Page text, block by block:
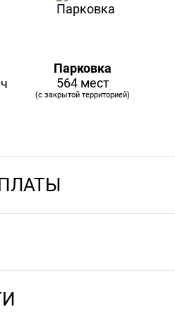
Парковка
564 мест
(с закрытой территорией)